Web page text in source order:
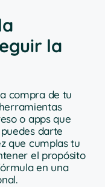
la
compra de tu
o apps que
darte
que cumplas tu
el propósito
en una